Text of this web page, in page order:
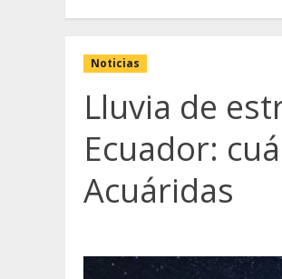
Noticias
Lluvia de
Ecuador:
Acuáridas